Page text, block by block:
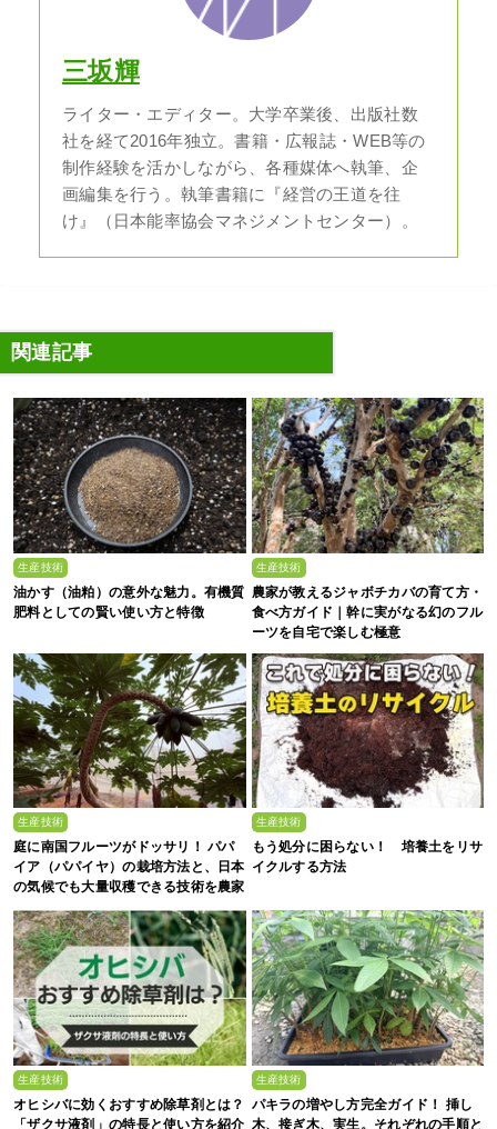
三坂輝
ライター・エディター。大学卒業後、出版社数
社を経て2016年独立。書籍・広報誌・WEB等の
制作経験を活かしながら、各種媒体へ執筆、企
画編集を行う。執筆書籍に『経営の王道を往
け』（日本能率協会マネジメントセンター）。
関連記事
生産技術
油かす（油粕）の意外な魅力。有機質
肥料としての賢い使い方と特徴
生産技術
農家が教えるジャボチカバの育て方・
食べ方ガイド｜幹に実がなる幻のフル
ーツを自宅で楽しむ極意
生産技術
庭に南国フルーツがドッサリ！ パパ
イア（パパイヤ）の栽培方法と、日本
の気候でも大量収穫できる技術を農家
が解説
生産技術
もう処分に困らない！ 培養土をリサ
イクルする方法
生産技術
オヒシバに効くおすすめ除草剤とは？
「ザクサ液剤」の特長と使い方を紹介
生産技術
パキラの増やし方完全ガイド！ 挿し
木、接ぎ木、実生。それぞれの手順と